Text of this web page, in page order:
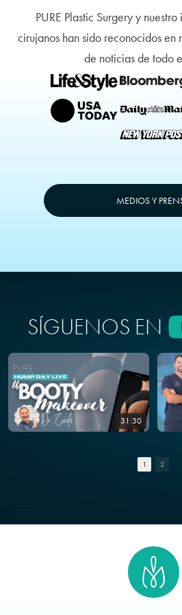
appearance.The SoBeBL harvests fat
from a patient’s body, including the
lower back, hips, thighs, abdomen
and flanks with liposuction. The fat is
then purified and injected into the
buttocks using a cannula and
ultrasound technology to reshape,
increase volume and create a fuller
figured bottom.
PURE Plastic Surgery y
cirujanos han sido reconocidos en
de noticias de todo
MEDIOS Y
SÍGUENOS EN
31:30
1 2